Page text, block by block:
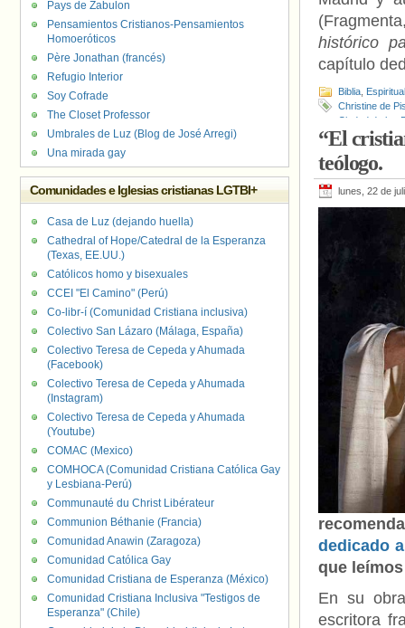
histórico
capítulo
Biblia
Christine de
Ciudad de las
“El
teólogo.
lunes, 22 de
dedicado
que
En su
escritora
Pays de Zabulon
Pensamientos Cristianos-Pensamientos
Homoeróticos
Père Jonathan (francés)
Refugio Interior
Soy Cofrade
The Closet Professor
Umbrales de Luz (Blog de José Arregi)
Una mirada gay
Comunidades e Iglesias cristianas LGTBI+
Casa de Luz (dejando huella)
Cathedral of Hope/Catedral de la Esperanza
(Texas, EE.UU.)
Católicos homo y bisexuales
CCEI "El Camino" (Perú)
Co-libr-í (Comunidad Cristiana inclusiva)
Colectivo San Lázaro (Málaga, España)
Colectivo Teresa de Cepeda y Ahumada
(Facebook)
Colectivo Teresa de Cepeda y Ahumada
(Instagram)
Colectivo Teresa de Cepeda y Ahumada
(Youtube)
COMAC (Mexico)
COMHOCA (Comunidad Cristiana Católica Gay
y Lesbiana-Perú)
Communauté du Christ Libérateur
Communion Béthanie (Francia)
Comunidad Anawin (Zaragoza)
Comunidad Católica Gay
Comunidad Cristiana de Esperanza (México)
Comunidad Cristiana Inclusiva "Testigos de
Esperanza" (Chile)